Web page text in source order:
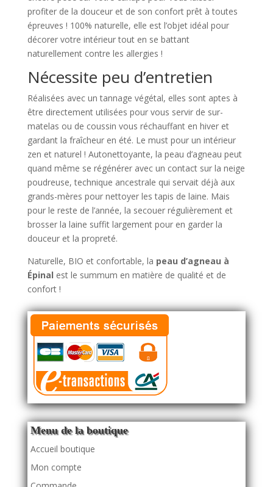
profiter de la douceur et de son confort prêt à toutes
épreuves ! 100% naturelle, elle est l’objet idéal pour
décorer votre intérieur tout en se battant
naturellement contre les allergies !
Nécessite peu d’entretien
Réalisées avec un tannage végétal, elles sont aptes à
être directement utilisées pour vous servir de sur-
matelas ou de coussin vous réchauffant en hiver et
gardant la fraîcheur en été. Le must pour un intérieur
zen et naturel ! Autonettoyante, la peau d’agneau peut
quand même se régénérer avec un contact sur la neige
poudreuse, technique ancestrale qui servait déjà aux
grands-mères pour nettoyer les tapis de laine. Mais
pour le reste de l’année, la secouer régulièrement et
brosser la laine suffit largement pour en garder la
douceur et la propreté.
Naturelle, BIO et confortable, la peau d’agneau à
Épinal est le summum en matière de qualité et de
confort !
Menu de la boutique
Accueil boutique
Mon compte